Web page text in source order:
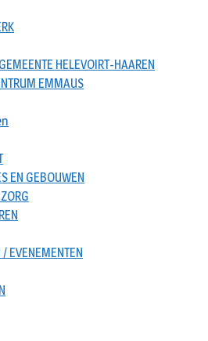
HELEVOIRT-HAAREN
EMMAUS
EN GEBOUWEN
EVENEMENTEN